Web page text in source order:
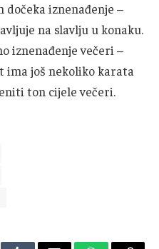
dočeka iznenađenje –
na slavlju u konaku.
iznenađenje večeri –
ima još nekoliko karata
ton cijele večeri.